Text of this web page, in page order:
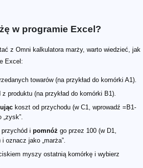
w programie Excel?
z Omni kalkulatora marży, warto wiedzieć, jak
Excel:
towarów (na przykład do komórki A1).
produktu (na przykład do komórki B1).
koszt od przychodu (w C1, wprowadź =B1-
i pomnóż go przez 100 (w D1,
oznacz jako „marża”.
myszy ostatnią komórkę i wybierz